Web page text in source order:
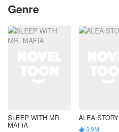
Genre
SLEEP WITH MR.
MAFIA
ALEA STORY
 3.9M